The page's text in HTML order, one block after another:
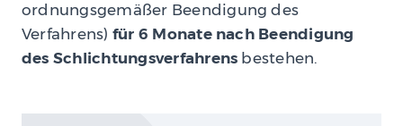
ordnungsgemäßer Beendigung des
Verfahrens) für 6 Monate nach Beendigung
des Schlichtungsverfahrens bestehen.